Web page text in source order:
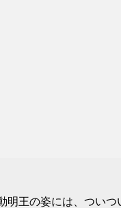
王の姿には、ついつ